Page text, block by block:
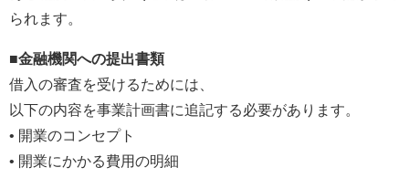
られます。
■金融機関への提出書類
借入の審査を受けるためには、
以下の内容を事業計画書に追記する必要があります。
• 開業のコンセプト
• 開業にかかる費用の明細